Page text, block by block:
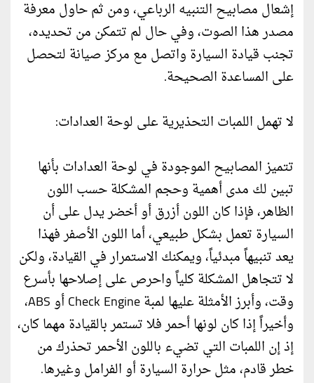
إشعال مصابيح التنبيه الرباعي، ومن ثم حاول معرفة
مصدر هذا الصوت، وفي حال لم تتمكن من تحديده،
تجنب قيادة السيارة واتصل مع مركز صيانة لتحصل
على المساعدة الصحيحة.
لا تهمل اللمبات التحذيرية على لوحة العدادات:
تتميز المصابيح الموجودة في لوحة العدادات بأنها
تبين لك مدى أهمية وحجم المشكلة حسب اللون
الظاهر، فإذا كان اللون أزرق أو أخضر يدل على أن
السيارة تعمل بشكل طبيعي، أما اللون الأصفر فهذا
يعد تنبيهاً مبدئياً، ويمكنك الاستمرار في القيادة، ولكن
لا تتجاهل المشكلة كلياً واحرص على إصلاحها بأسرع
وقت، وأبرز الأمثلة عليها لمبة Check Engine أو ABS،
وأخيراً إذا كان لونها أحمر فلا تستمر بالقيادة مهما كان،
إذ إن اللمبات التي تضيء باللون الأحمر تحذرك من
خطر قادم، مثل حرارة السيارة أو الفرامل وغيرها.